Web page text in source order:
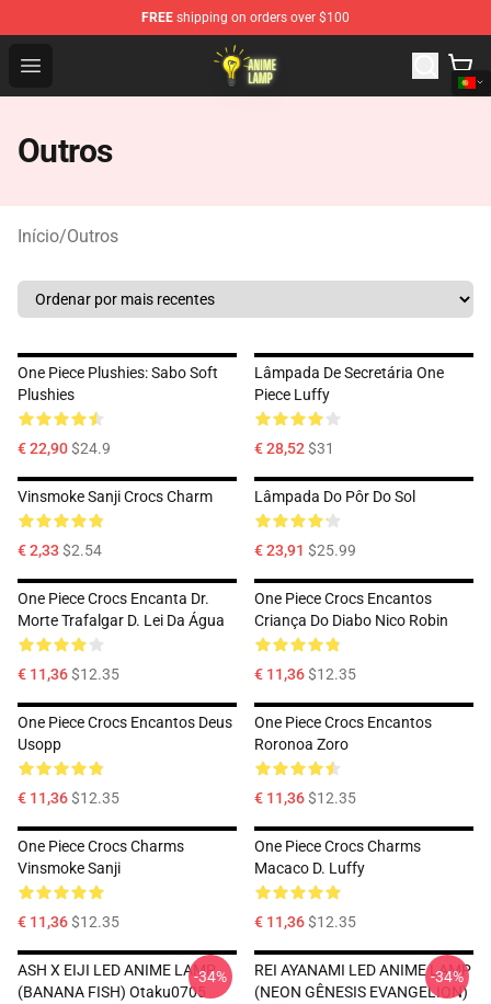
FREE shipping on orders over $100
Open menu
Anime Lamp Shop - The Best Store of Anime Lamp
Outros
Início/Outros
One Piece Plushies: Sabo Soft
Plushies
€ 22,90$24.9
Lâmpada De Secretária One
Piece Luffy
€ 28,52$31
Vinsmoke Sanji Crocs Charm
€ 2,33 $2.54
Lâmpada Do Pôr Do Sol
€ 23,91 $25.99
One Piece Crocs Encanta Dr.
Morte Trafalgar D. Lei Da Água
€ 11,36$12.35
One Piece Crocs Encantos
Criança Do Diabo Nico Robin
€ 11,36$12.35
One Piece Crocs Encantos Deus
Usopp
€ 11,36$12.35
One Piece Crocs Encantos
Roronoa Zoro
€ 11,36$12.35
One Piece Crocs Charms
Vinsmoke Sanji
€ 11,36$12.35
One Piece Crocs Charms
Macaco D. Luffy
€ 11,36$12.35
ASH X EIJI LED ANIME LAMP
(BANANA FISH) Otaku0705
-34%
REI AYANAMI LED ANIME LAMP
(NEON GÊNESIS EVANGELION)
-34%